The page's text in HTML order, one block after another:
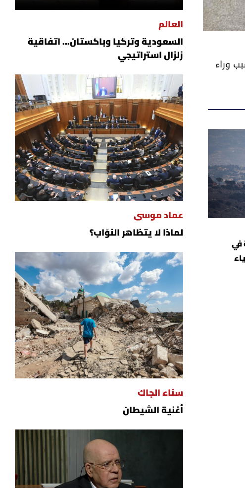
وراء
في
العالم
السعودية وتركيا وباكستان... اتفاقية
زلزال استراتيجي
عماد موسى
لماذا لا يتظاهر النوّاب؟
سناء الجاك
أغنية الشيطان